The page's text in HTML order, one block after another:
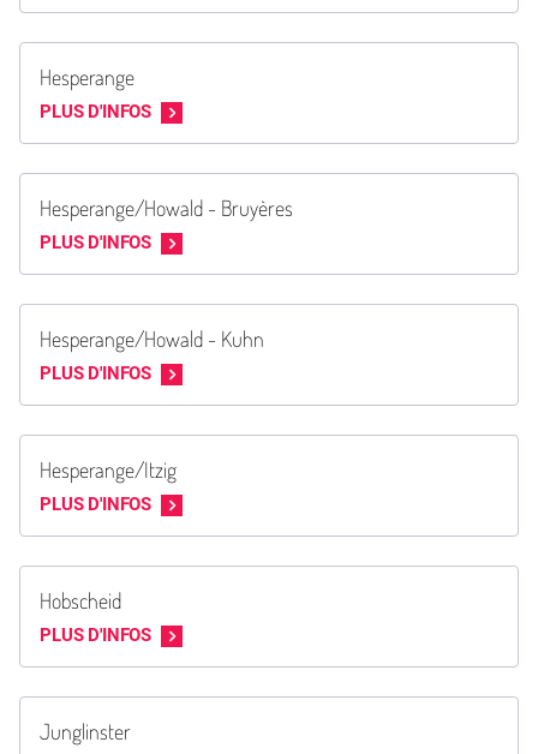
Hesperange
PLUS D'INFOS
Hesperange/Howald - Bruyères
PLUS D'INFOS
Hesperange/Howald - Kuhn
PLUS D'INFOS
Hesperange/Itzig
PLUS D'INFOS
Hobscheid
PLUS D'INFOS
Junglinster